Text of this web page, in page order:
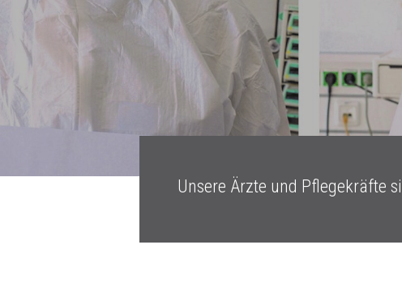
Drücken Sie ENTER zum Suchen oder ESC zum
Unsere Ärzte und Pflegekräfte